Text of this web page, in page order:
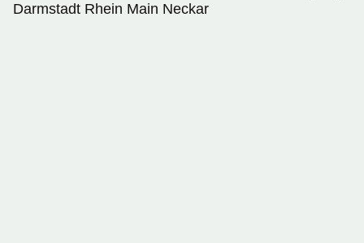
Darmstadt Rhein Main Neckar